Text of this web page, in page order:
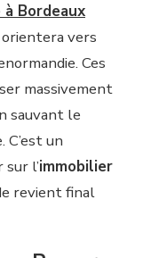
Bordeaux
orientera vers
Ces
massivement
sauvant le
un
l’immobilier
revient final